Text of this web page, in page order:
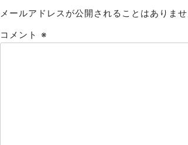
c
n
ビ
ゲ
メールアドレスが公開されることはありませ
コメント ※